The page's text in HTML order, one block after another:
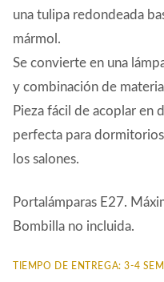
una tulipa redondeada
mármol.
Se convierte en una
y combinación de
Pieza fácil de acoplar en
perfecta para
los salones.
Portalámparas E27.
Bombilla no incluida.
TIEMPO DE ENTREGA: 3-4